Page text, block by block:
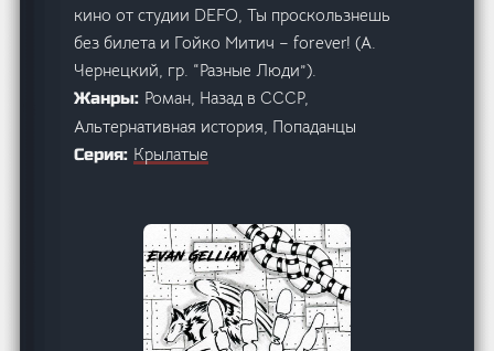
кино от студии DEFO, Ты проскользнешь
без билета и Гойко Митич – forever! (А.
Чернецкий, гр. “Разные Люди”).
Жанры: Роман, Назад в СССР,
Альтернативная история, Попаданцы
Серия: Крылатые